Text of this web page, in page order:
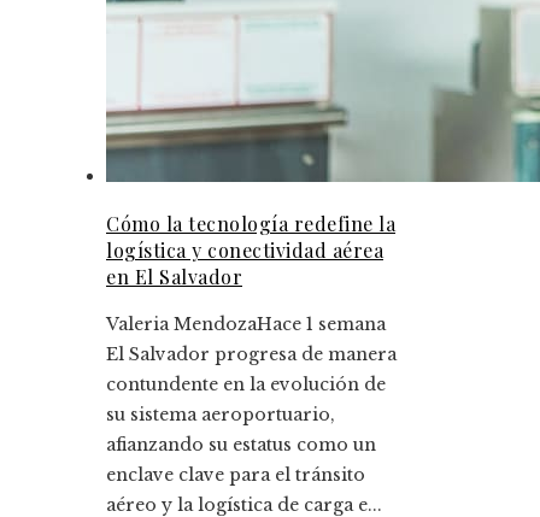
Cómo la tecnología redefine la
logística y conectividad aérea
en El Salvador
Valeria MendozaHace 1 semana
El Salvador progresa de manera
contundente en la evolución de
su sistema aeroportuario,
afianzando su estatus como un
enclave clave para el tránsito
aéreo y la logística de carga e...